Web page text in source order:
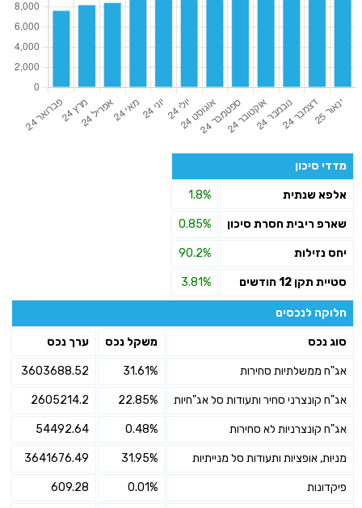
מדדי סיכון
אלפא שנתית 1.8%
שארפ ריבית חסרת סיכון 0.85%
יחס נזילות 90.2%
סטיית תקן 12 חודשים 3.81%
חלוקה לנכסים
סוג נכס משקל נכס ערך נכס
אג"ח ממשלתיות סחירות 31.61%
3603688.52
אג"ח קונצרני סחיר ותעודות סל אג"חיות 22.85%
2605214.2
אג"ח קונצרניות לא סחירות 0.48%
54492.64
מניות, אופציות ותעודות סל מנייתיות 31.95%
3641676.49
פיקדונות 0.01%
609.28